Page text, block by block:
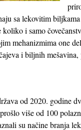
sa lekovitim
i samo
mehanizmima one
i biljnih mešavina,
od 2020. godine
više od 100
su načine branja